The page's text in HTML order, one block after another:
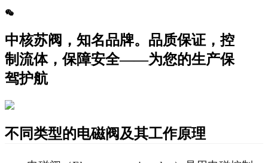
中核苏阀，知名品牌。品质保证，控
制流体，保障安全——为您的生产保
驾护航
不同类型的电磁阀及其工作原理